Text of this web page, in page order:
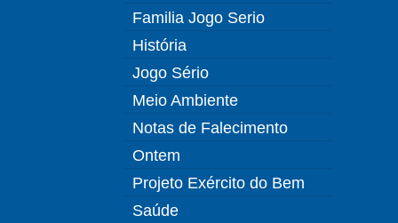
Familia Jogo Serio
História
Jogo Sério
Meio Ambiente
Notas de Falecimento
Ontem
Projeto Exército do Bem
Saúde